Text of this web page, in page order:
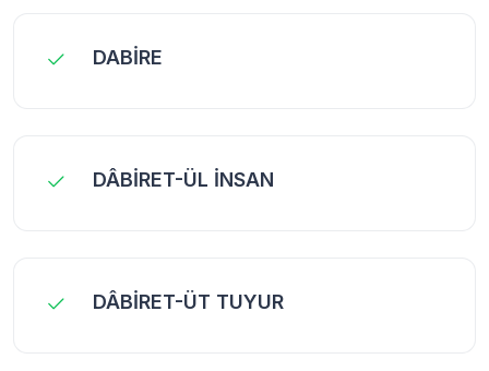
DABİRE
DÂBİRET-ÜL İNSAN
DÂBİRET-ÜT TUYUR